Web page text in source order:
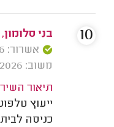
בני
אשרור: 14/04/2026
משוב: 13/01/2026
תיאור
ייעוץ
כניסה
10